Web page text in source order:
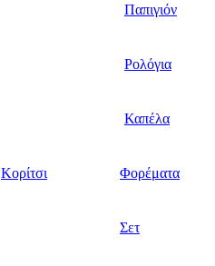
Παπιγιόν
Ρολόγια
Καπέλα
Κορίτσι Φορέματα
Σετ